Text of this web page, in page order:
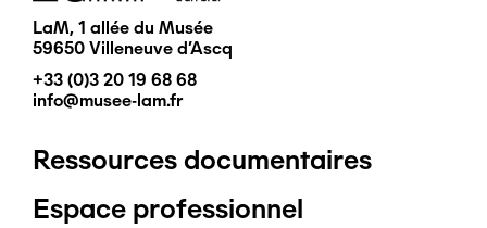
LaM, 1 allée du Musée
59650 Villeneuve d'Ascq
+33 (0)3 20 19 68 68
info@musee-lam.fr
Pied
Ressources documentaires
Espace professionnel